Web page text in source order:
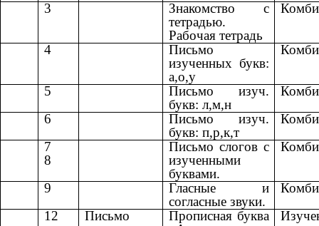
3
Знакомство с
тетрадью.
Рабочая тетрадь
4
Письмо
изученных букв:
а,о,у
5
Письмо изуч.
букв: л,м,н
6
Письмо изуч.
букв: п,р,к,т
7
8
Письмо слогов с
изученными
буквами.
9
Гласные и
согласные звуки.
12
Письмо
Прописная буква